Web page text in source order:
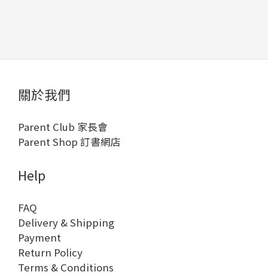
關於我們
Parent Club 家長會
Parent Shop 訂書網店
Help
FAQ
Delivery & Shipping
Payment
Return Policy
Terms & Conditions